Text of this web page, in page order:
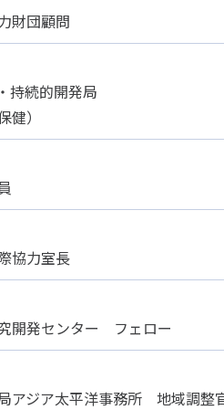
財団顧問
持続的開発局
）
究員
協力室長
発センター フェロー
ジア太平洋事務所 地域調整